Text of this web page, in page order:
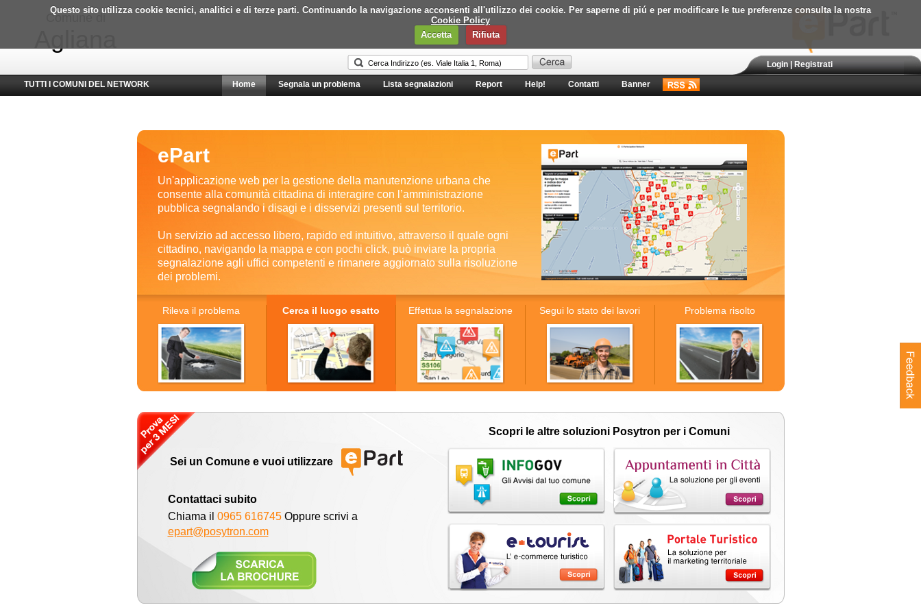
Questo sito utilizza cookie tecnici, analitici e di terze parti. Continuando la navigazione acconsenti all'utilizzo dei cookie. Per saperne di piú e per modificare le tue preferenze consulta la nostra
Cookie Policy
Accetta
Rifiuta
Comune di
Login|Registrati
TUTTI I COMUNI DEL NETWORK Home Segnala un problema Lista segnalazioni Report Help! Contatti Banner
ePart
Un'applicazione web per la gestione della manutenzione urbana che
consente alla comunità cittadina di interagire con l’amministrazione
pubblica segnalando i disagi e i disservizi presenti sul territorio.
Un servizio ad accesso libero, rapido ed intuitivo, attraverso il quale ogni
cittadino, navigando la mappa e con pochi click, può inviare la propria
segnalazione agli uffici competenti e rimanere aggiornato sulla risoluzione
dei problemi.
Rileva il problema Cerca il luogo esatto Effettua la segnalazione Segui lo stato dei lavori Problema risolto
Sei un Comune e vuoi utilizzare
Contattaci subito
Chiama il 0965 616745Oppure scrivi a
epart@posytron.com
Scopri le altre soluzioni Posytron per i Comuni